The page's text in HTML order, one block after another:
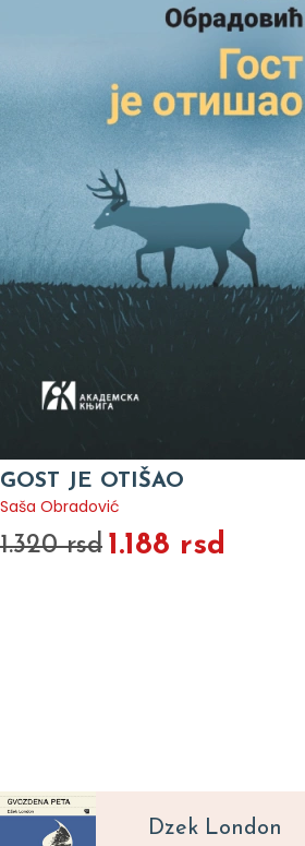
GOST JE OTIŠAO
Saša Obradović
1.320 rsd 1.188 rsd
Dzek London